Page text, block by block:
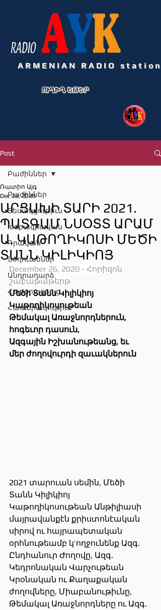
ARMENIAN RADIO station
Post
Բաժիններ
Տեսակցութիւն
Խմբագրական
Գրական
Յօդուածներ
Անդրադարձ
Հարցրազրոյց
Հասարակութիւն
Բաժիններ
ԱՐՑԱԽԻ ՏԱՐԻ 2021.
ՊԱՏԳԱՄ ՆՍՕՏՏ ԱՐԱՄ
Ա. ԿԱԹՈՂԻԿՈՍԻ ՄԵԾԻ
ՏԱՆՆ ԿԻԼԻԿԻՈՅ
Ռատիո Այգ
Dec 28, 2020
December 26, 2020 - Հորիզոն
շաբաթաթերթ
Մեծի Տանն Կիլիկիոյ
Կաթողիկոսութեան
Թեմակալ Առաջնորդներուն,
հոգեւոր դասուն,
Ազգային Իշխանութեանց, եւ
մեր ժողովուրդի զաւակներուն
2021 տարուան սեմին, Մեծի
Տանն Կիլիկիոյ
Կաթողիկոսութեան Անթիլիասի
մայրավանքէն քրիստոնէական
սիրով ու հայրապետական
օրհնութեամբ կ’ողջունենք Ազգ.
Ընդհանուր Ժողովը, Ազգ.
Կեդրոնական Վարչութեան
Կրօնական ու Քաղաքական
ժողովները, Միաբանութիւնը,
Թեմակալ Առաջնորդները ու Ազգ.